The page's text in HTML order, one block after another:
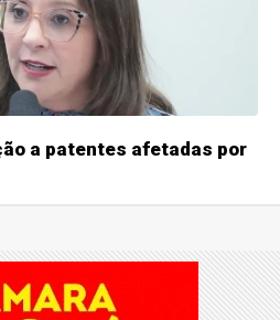
a patentes afetadas por